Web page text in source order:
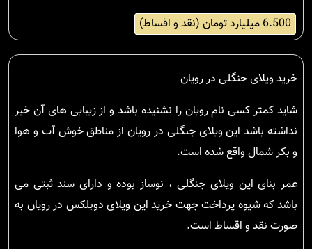
6.500 میلیارد تومان (نقد و اقساط)
خرید ویلای جنگلی در رویان
شاید کمتر کسی نام رویان را نشنیده باشد و از زیبایی های آن خبر
نداشته باشد این ویلای جنگلی در رویان از مناطق خوش آب و هوا
و بکر شمال واقع شده است.
عمر بنای این ویلای جنگلی ، نوساز بوده و دارای سند ثبتی می
باشد که شیوه پرداخت جهت خرید این ویلای دوبلکس در رویان به
صورت نقد و اقساط است.